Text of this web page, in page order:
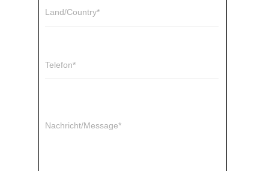
Land/Country*
Telefon*
Nachricht/Message*